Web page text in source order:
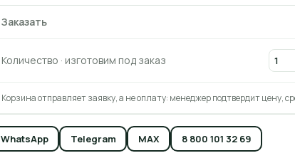
Заказать
Количество · изготовим под заказ
Корзина отправляет заявку, а не оплату: менеджер подтвердит цену,
WhatsApp Telegram MAX 8 800 101 32 69